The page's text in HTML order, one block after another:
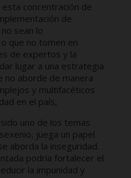
concentración de
de
sean lo
que no tomen en
de expertos y la
lugar a una estrategia
no aborde de manera
y multifacéticos
en el país,
uno de los temas
juega un papel
aborda la inseguridad.
podría fortalecer el
la impunidad y